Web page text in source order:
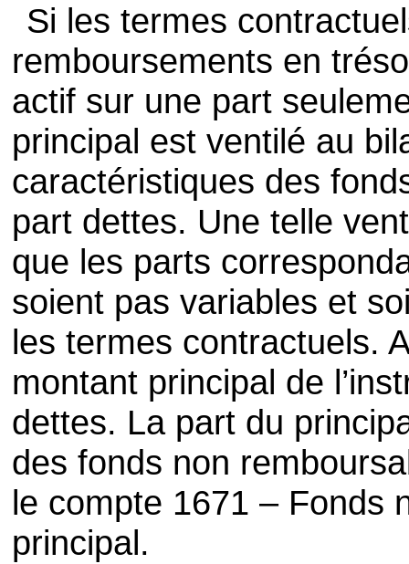
Si les termes
remboursements en
actif sur une part
principal est ventilé au
caractéristiques des
part dettes. Une telle
que les parts
soient pas variables et
les termes contractuels.
montant principal de
dettes. La part du
des fonds non
le compte 1671 – Fonds
principal.